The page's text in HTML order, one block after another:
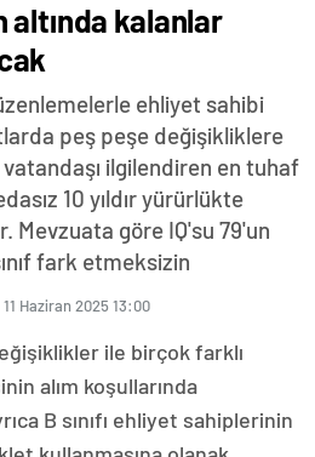
altında kalanlar
ehliyet sahibi
peş peşe değişikliklere
ilgilendiren en tuhaf
10 yıldır yürürlükte
Mevzuata göre IQ'su 79'un
fark etmeksizin
11 Haziran 2025 13:00
ile birçok farklı
alım koşullarında
B sınıfı ehliyet sahiplerinin